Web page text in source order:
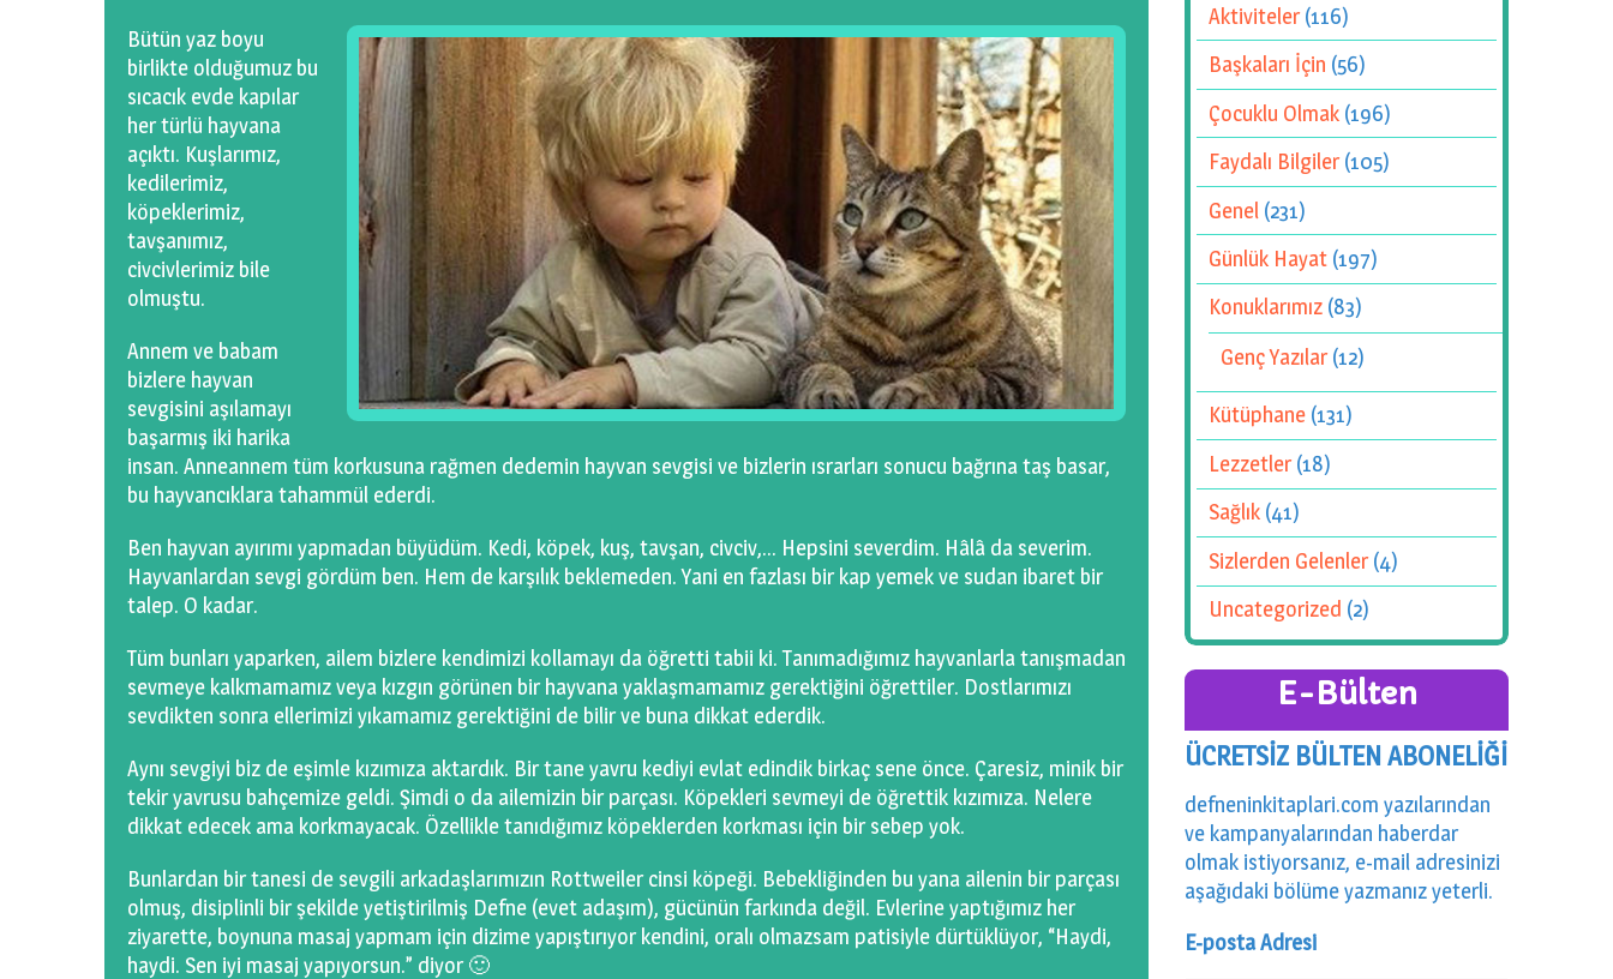
Bütün yaz boyu
birlikte olduğumuz bu
sıcacık evde kapılar
her türlü hayvana
açıktı. Kuşlarımız,
kedilerimiz,
köpeklerimiz,
tavşanımız,
civcivlerimiz bile
olmuştu.
Annem ve babam
bizlere hayvan
sevgisini aşılamayı
başarmış iki harika
insan. Anneannem tüm korkusuna rağmen dedemin hayvan sevgisi ve bizlerin ısrarları sonucu bağrına taş basar,
bu hayvancıklara tahammül ederdi.
Ben hayvan ayırımı yapmadan büyüdüm. Kedi, köpek, kuş, tavşan, civciv,… Hepsini severdim. Hâlâ da severim.
Hayvanlardan sevgi gördüm ben. Hem de karşılık beklemeden. Yani en fazlası bir kap yemek ve sudan ibaret bir
talep. O kadar.
Tüm bunları yaparken, ailem bizlere kendimizi kollamayı da öğretti tabii ki. Tanımadığımız hayvanlarla tanışmadan
sevmeye kalkmamamız veya kızgın görünen bir hayvana yaklaşmamamız gerektiğini öğrettiler. Dostlarımızı
sevdikten sonra ellerimizi yıkamamız gerektiğini de bilir ve buna dikkat ederdik.
Aynı sevgiyi biz de eşimle kızımıza aktardık. Bir tane yavru kediyi evlat edindik birkaç sene önce. Çaresiz, minik bir
tekir yavrusu bahçemize geldi. Şimdi o da ailemizin bir parçası. Köpekleri sevmeyi de öğrettik kızımıza. Nelere
dikkat edecek ama korkmayacak. Özellikle tanıdığımız köpeklerden korkması için bir sebep yok.
Bunlardan bir tanesi de sevgili arkadaşlarımızın Rottweiler cinsi köpeği. Bebekliğinden bu yana ailenin bir parçası
olmuş, disiplinli bir şekilde yetiştirilmiş Defne (evet adaşım), gücünün farkında değil. Evlerine yaptığımız her
ziyarette, boynuna masaj yapmam için dizime yapıştırıyor kendini, oralı olmazsam patisiyle dürtüklüyor, “Haydi,
haydi. Sen iyi masaj yapıyorsun.” diyor 🙂
Aktiviteler(116)
Başkaları İçin (56)
Çocuklu Olmak (196)
Faydalı Bilgiler(105)
Genel (231)
Günlük Hayat (197)
Konuklarımız (83)
Genç Yazılar(12)
Kütüphane (131)
Lezzetler(18)
Sağlık (41)
Sizlerden Gelenler(4)
Uncategorized (2)
E-Bülten
ÜCRETSİZ BÜLTEN ABONELİĞİ
defneninkitaplari.com yazılarından
ve kampanyalarından haberdar
olmak istiyorsanız, e-mail adresinizi
aşağıdaki bölüme yazmanız yeterli.
E-posta Adresi